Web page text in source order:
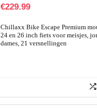
€229.99
Chillaxx Bike Escape Premium
24 en 26 inch fiets voor meisjes,
dames, 21 versnellingen